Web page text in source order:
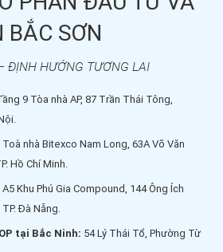
BẮC SƠN
ĐỊNH HƯỚNG TƯƠNG LAI
9 Tòa nhà AP, 87 Trần Thái Tông,
Toà nhà Bitexco Nam Long, 63A Võ Văn
Hồ Chí Minh.
A5 Khu Phú Gia Compound, 144 Ông Ích
Đà Nẵng.
tại Bắc Ninh: 54 Lý Thái Tổ, Phường Từ